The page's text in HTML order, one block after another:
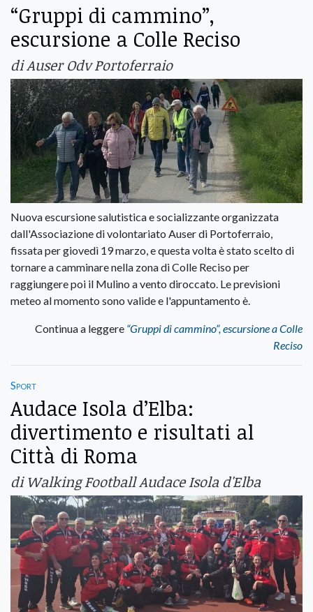
“Gruppi di cammino”,
escursione a Colle Reciso
di Auser Odv Portoferraio
Nuova escursione salutistica e socializzante organizzata
dall'Associazione di volontariato Auser di Portoferraio,
fissata per giovedì 19 marzo, e questa volta è stato scelto di
tornare a camminare nella zona di Colle Reciso per
raggiungere poi il Mulino a vento diroccato. Le previsioni
meteo al momento sono valide e l'appuntamento è.
Continua a leggere “Gruppi di cammino”, escursione a Colle
Reciso
Sport
Audace Isola d’Elba:
divertimento e risultati al
Città di Roma
di Walking Football Audace Isola d'Elba